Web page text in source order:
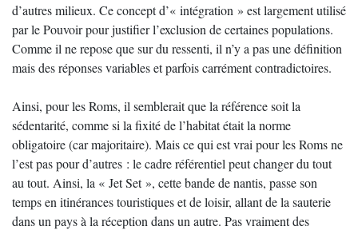
d’autres milieux. Ce concept d’« intégration » est largement utilisé
par le Pouvoir pour justifier l’exclusion de certaines populations.
Comme il ne repose que sur du ressenti, il n’y a pas une définition
mais des réponses variables et parfois carrément contradictoires.
Ainsi, pour les Roms, il semblerait que la référence soit la
sédentarité, comme si la fixité de l’habitat était la norme
obligatoire (car majoritaire). Mais ce qui est vrai pour les Roms ne
l’est pas pour d’autres : le cadre référentiel peut changer du tout
au tout. Ainsi, la « Jet Set », cette bande de nantis, passe son
temps en itinérances touristiques et de loisir, allant de la sauterie
dans un pays à la réception dans un autre. Pas vraiment des